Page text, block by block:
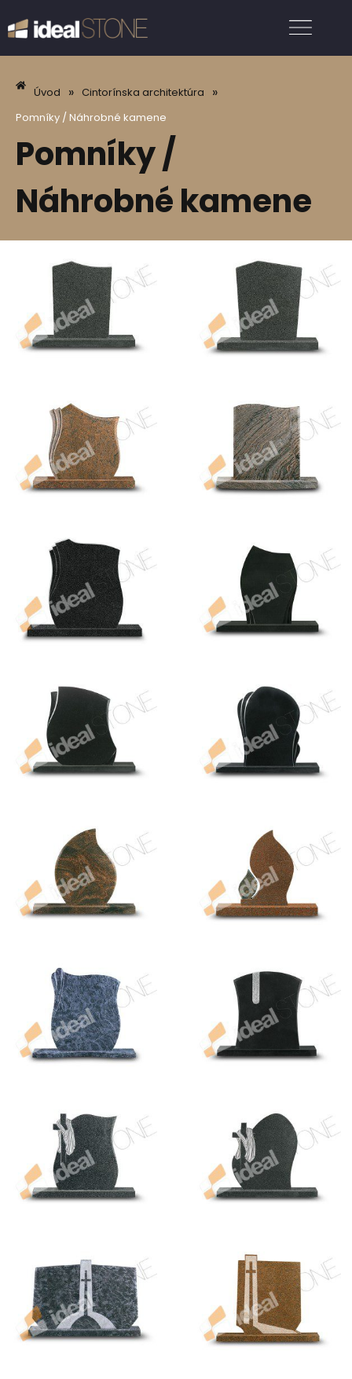
Úvod » Cintorínska architektúra »
Pomníky / Náhrobné kamene
Pomníky /
Náhrobné kamene